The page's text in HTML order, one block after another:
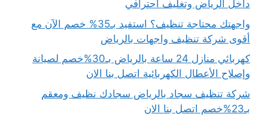
داخل الرياض وتغليف احترافي
واجهتك محتاجة تنظيف؟ استفيد بـ35% خصم الآن مع
أقوى شركة تنظيف واجهات بالرياض
كهربائي منازل 24 ساعة بالرياض بـ30%خصم لصيانة
وإصلاح الأعطال الكهربائية اتصل بنا الان
شركة تنظيف سجاد بالرياض سجادك نظيف ومعقم
بـ23%خصم اتصل بنا الان